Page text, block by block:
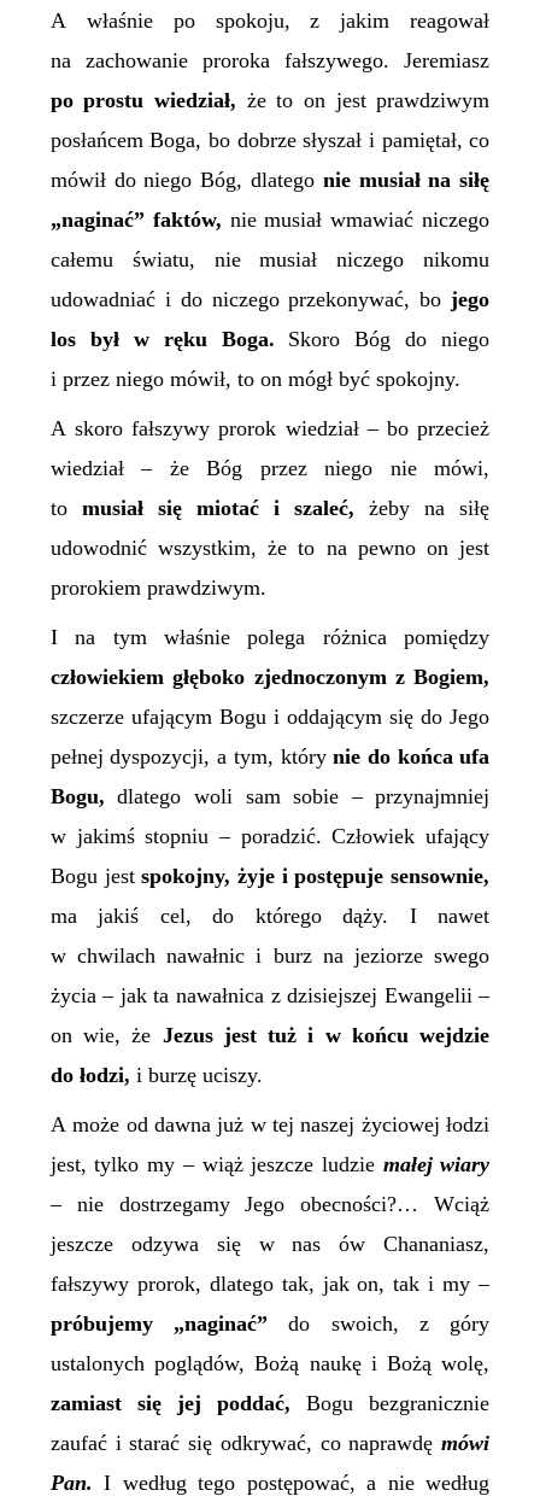
A właśnie po spokoju, z jakim reagował
na zachowanie proroka fałszywego. Jeremiasz
po prostu wiedział, że to on jest prawdziwym
posłańcem Boga, bo dobrze słyszał i pamiętał, co
mówił do niego Bóg, dlatego nie musiał na siłę
„naginać” faktów, nie musiał wmawiać niczego
całemu światu, nie musiał niczego nikomu
udowadniać i do niczego przekonywać, bojego
los był w ręku Boga. Skoro Bóg do niego
i przez niego mówił, to on mógł być spokojny.
A skoro fałszywy prorok wiedział – bo przecież
wiedział – że Bóg przez niego nie mówi,
to musiał się miotać i szaleć, żeby na siłę
udowodnić wszystkim, że to na pewno on jest
prorokiem prawdziwym.
I na tym właśnie polega różnica pomiędzy
człowiekiem głęboko zjednoczonym z Bogiem,
szczerze ufającym Bogu i oddającym się do Jego
pełnej dyspozycji, a tym, którynie do końca ufa
Bogu, dlatego woli sam sobie – przynajmniej
w jakimś stopniu – poradzić. Człowiek ufający
Bogu jestspokojny, żyje i postępuje sensownie,
ma jakiś cel, do którego dąży. I nawet
w chwilach nawałnic i burz na jeziorze swego
życia – jak ta nawałnica z dzisiejszej Ewangelii –
on wie, że Jezus jest tuż i w końcuwejdzie
do łodzi, i burzę uciszy.
A może od dawna już w tej naszej życiowej łodzi
jest, tylko my – wiąż jeszcze ludzie małej wiary
– nie dostrzegamy Jego obecności?… Wciąż
jeszcze odzywa się w nas ów Chananiasz,
fałszywy prorok, dlatego tak, jak on, tak i my –
próbujemy „naginać”do swoich, z góry
ustalonych poglądów, Bożą naukę i Bożą wolę,
zamiast się jej poddać,Bogu bezgranicznie
zaufać i starać się odkrywać, co naprawdęmówi
Pan. I według tego postępować, a nie według